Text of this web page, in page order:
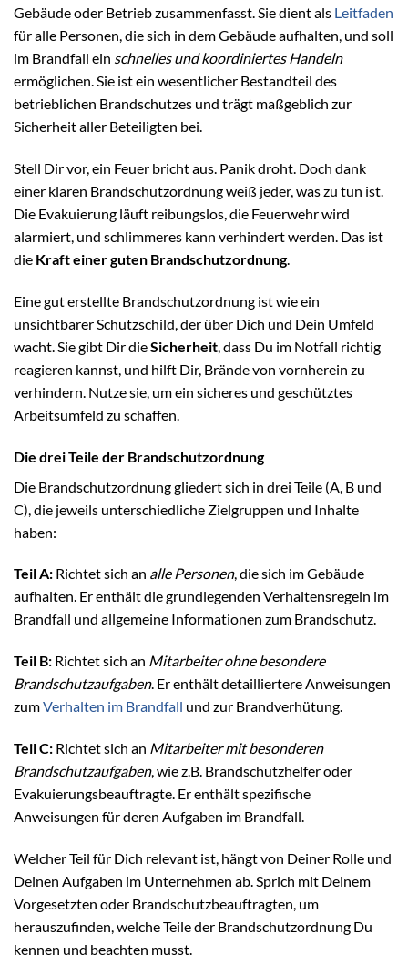
Gebäude oder Betrieb zusammenfasst. Sie dient als Leitfaden
für alle Personen, die sich in dem Gebäude aufhalten, und soll
im Brandfall ein schnelles und koordiniertes Handeln
ermöglichen. Sie ist ein wesentlicher Bestandteil des
betrieblichen Brandschutzes und trägt maßgeblich zur
Sicherheit aller Beteiligten bei.
Stell Dir vor, ein Feuer bricht aus. Panik droht. Doch dank
einer klaren Brandschutzordnung weiß jeder, was zu tun ist.
Die Evakuierung läuft reibungslos, die Feuerwehr wird
alarmiert, und schlimmeres kann verhindert werden. Das ist
die Kraft einer guten Brandschutzordnung.
Eine gut erstellte Brandschutzordnung ist wie ein
unsichtbarer Schutzschild, der über Dich und Dein Umfeld
wacht. Sie gibt Dir dieSicherheit, dass Du im Notfall richtig
reagieren kannst, und hilft Dir, Brände von vornherein zu
verhindern. Nutze sie, um ein sicheres und geschütztes
Arbeitsumfeld zu schaffen.
Die drei Teile der Brandschutzordnung
Die Brandschutzordnung gliedert sich in drei Teile (A, B und
C), die jeweils unterschiedliche Zielgruppen und Inhalte
haben:
Teil A: Richtet sich an alle Personen, die sich im Gebäude
aufhalten. Er enthält die grundlegenden Verhaltensregeln im
Brandfall und allgemeine Informationen zum Brandschutz.
Teil B: Richtet sich an Mitarbeiter ohne besondere
Brandschutzaufgaben. Er enthält detailliertere Anweisungen
zumVerhalten im Brandfall und zur Brandverhütung.
Teil C: Richtet sich an Mitarbeiter mit besonderen
Brandschutzaufgaben, wie z.B. Brandschutzhelfer oder
Evakuierungsbeauftragte. Er enthält spezifische
Anweisungen für deren Aufgaben im Brandfall.
Welcher Teil für Dich relevant ist, hängt von Deiner Rolle und
Deinen Aufgaben im Unternehmen ab. Sprich mit Deinem
Vorgesetzten oder Brandschutzbeauftragten, um
herauszufinden, welche Teile der Brandschutzordnung Du
kennen und beachten musst.